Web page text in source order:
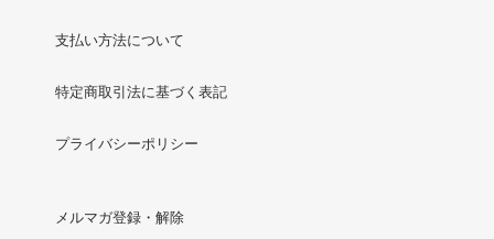
支払い方法について
特定商取引法に基づく表記
プライバシーポリシー
メルマガ登録・解除